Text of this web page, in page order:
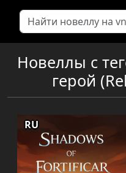
Новеллы с
герой
RU